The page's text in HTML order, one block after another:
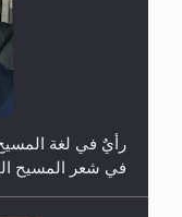
حفل توزيع
في شعر المسيح